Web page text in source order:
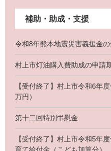
補助・助成・支援
令和8年熊本地震災害義援金
村上市灯油購入費助成の申請
【受付終了】村上市令和6年
万円）
第十二回特別弔慰金
【受付終了】村上市令和5年